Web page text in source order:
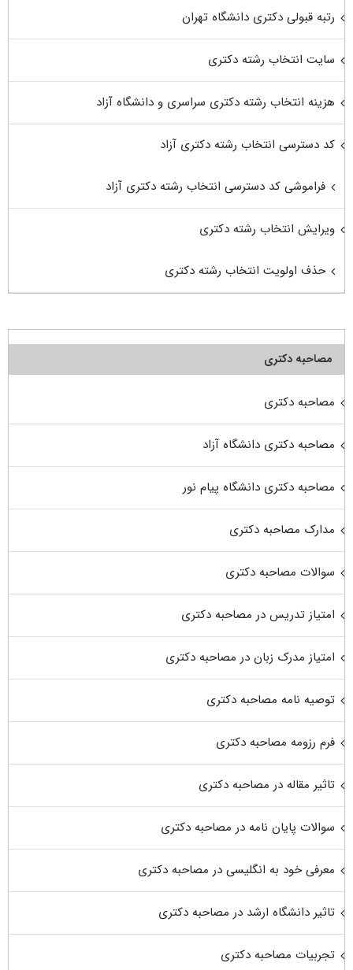
رتبه قبولی دکتری دانشگاه تهران
سایت انتخاب رشته دکتری
هزینه انتخاب رشته دکتری سراسری و دانشگاه آزاد
کد دسترسی انتخاب رشته دکتری آزاد
فراموشی کد دسترسی انتخاب رشته دکتری آزاد
ویرایش انتخاب رشته دکتری
حذف اولویت انتخاب رشته دکتری
مصاحبه دکتری
مصاحبه دکتری
مصاحبه دکتری دانشگاه آزاد
مصاحبه دکتری دانشگاه پیام نور
مدارک مصاحبه دکتری
سوالات مصاحبه دکتری
امتیاز تدریس در مصاحبه دکتری
امتیاز مدرک زبان در مصاحبه دکتری
توصیه نامه مصاحبه دکتری
فرم رزومه مصاحبه دکتری
تاثیر مقاله در مصاحبه دکتری
سوالات پایان نامه در مصاحبه دکتری
معرفی خود به انگلیسی در مصاحبه دکتری
تاثیر دانشگاه ارشد در مصاحبه دکتری
تجربیات مصاحبه دکتری